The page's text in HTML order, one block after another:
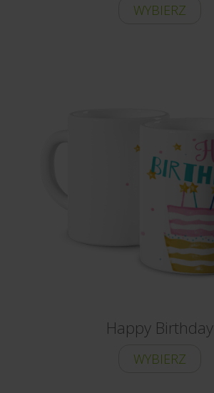
WYBIERZ
Happy Birthday
WYBIERZ